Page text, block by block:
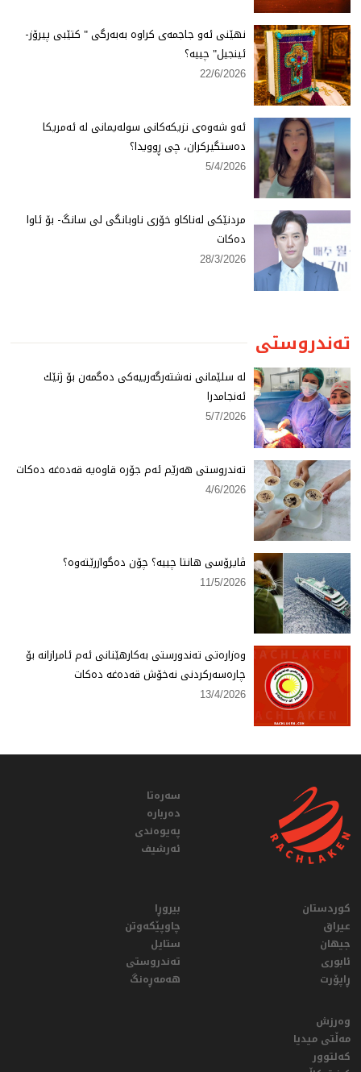
نهێنی ئەو جاجمەی كراوە بەبەرگی " كتێبی پیرۆز-
ئینجیل" چییە؟
22/6/2026
ئەو شەوەی نزیكەكانی سولەیمانی لە ئەمریكا
دەستگیركران، چی ڕوویدا؟
5/4/2026
مردنێكی لەناكاو خۆری ناوبانگی لی سانگ- بۆ ئاوا
دەكات
28/3/2026
تەندروستی
لە سلێمانی نەشتەرگەرییەكی دەگمەن بۆ ژنێك
ئەنجامدرا
5/7/2026
تەندروستی هەرێم ئەم جۆرە قاوەیە قەدەغە دەكات
4/6/2026
ڤایرۆسی هانتا چییە؟ چۆن دەگوازرێتەوە؟
11/5/2026
وەزارەتی تەندورستی بەكارهێنانی ئەم ئامرازانە بۆ
چارەسەركردنی نەخۆش قەدەغە دەكات
13/4/2026
سەرەتا
دەربارە
پەیوەندی
ئەرشیف
کوردستان
عيراق
جیهان
ئابوری
ڕاپۆرت
بیروڕا
چاوپێکەوتن
ستایل
تەندروستی
هەمەڕەنگ
وەرزش
مەڵتی میدیا
کەلتوور